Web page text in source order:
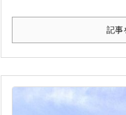
記事